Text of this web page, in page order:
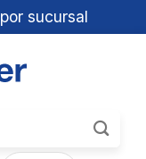
sucursal